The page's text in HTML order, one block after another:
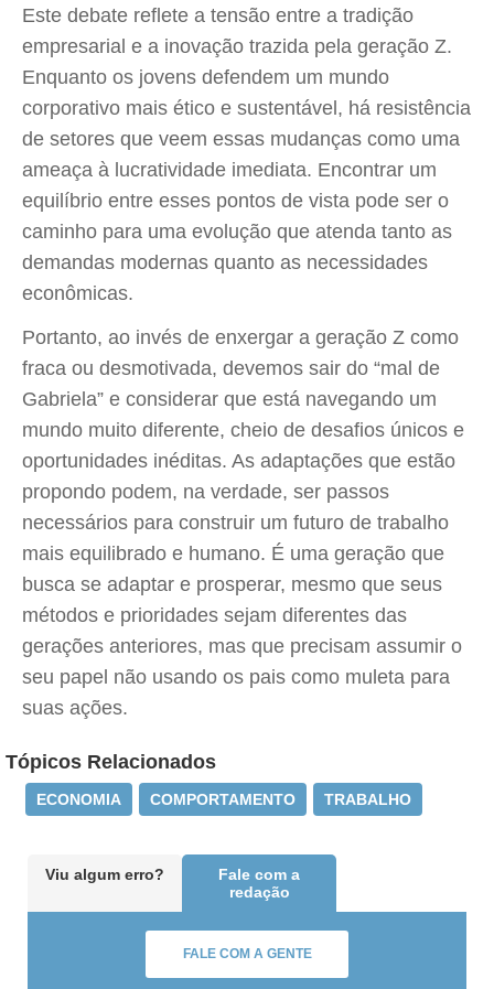
Este debate reflete a tensão entre a tradição
empresarial e a inovação trazida pela geração Z.
Enquanto os jovens defendem um mundo
corporativo mais ético e sustentável, há resistência
de setores que veem essas mudanças como uma
ameaça à lucratividade imediata. Encontrar um
equilíbrio entre esses pontos de vista pode ser o
caminho para uma evolução que atenda tanto as
demandas modernas quanto as necessidades
econômicas.
Portanto, ao invés de enxergar a geração Z como
fraca ou desmotivada, devemos sair do “mal de
Gabriela” e considerar que está navegando um
mundo muito diferente, cheio de desafios únicos e
oportunidades inéditas. As adaptações que estão
propondo podem, na verdade, ser passos
necessários para construir um futuro de trabalho
mais equilibrado e humano. É uma geração que
busca se adaptar e prosperar, mesmo que seus
métodos e prioridades sejam diferentes das
gerações anteriores, mas que precisam assumir o
seu papel não usando os pais como muleta para
suas ações.
Tópicos Relacionados
ECONOMIA COMPORTAMENTO TRABALHO
Viu algum erro?
Fale com a
redação
FALE COM A GENTE